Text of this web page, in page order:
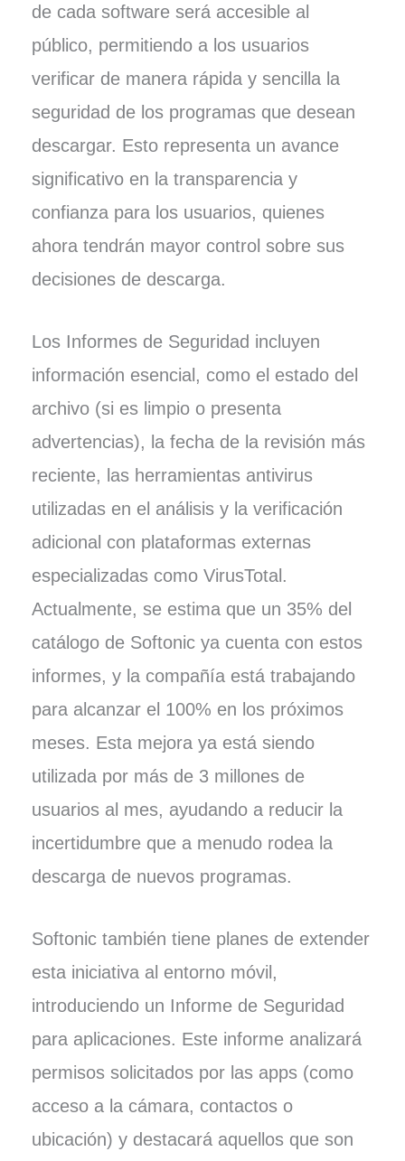
de cada software será accesible al
público, permitiendo a los usuarios
verificar de manera rápida y sencilla la
seguridad de los programas que desean
descargar. Esto representa un avance
significativo en la transparencia y
confianza para los usuarios, quienes
ahora tendrán mayor control sobre sus
decisiones de descarga.
Los Informes de Seguridad incluyen
información esencial, como el estado del
archivo (si es limpio o presenta
advertencias), la fecha de la revisión más
reciente, las herramientas antivirus
utilizadas en el análisis y la verificación
adicional con plataformas externas
especializadas como VirusTotal.
Actualmente, se estima que un 35% del
catálogo de Softonic ya cuenta con estos
informes, y la compañía está trabajando
para alcanzar el 100% en los próximos
meses. Esta mejora ya está siendo
utilizada por más de 3 millones de
usuarios al mes, ayudando a reducir la
incertidumbre que a menudo rodea la
descarga de nuevos programas.
Softonic también tiene planes de extender
esta iniciativa al entorno móvil,
introduciendo un Informe de Seguridad
para aplicaciones. Este informe analizará
permisos solicitados por las apps (como
acceso a la cámara, contactos o
ubicación) y destacará aquellos que son